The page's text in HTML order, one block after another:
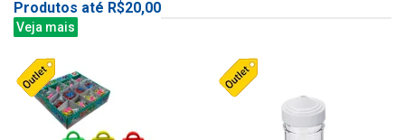
Produtos até R$20,00
Veja mais